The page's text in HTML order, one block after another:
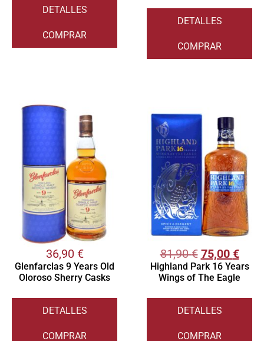
DETALLES
COMPRAR
DETALLES
COMPRAR
36,90 €
Glenfarclas 9 Years Old
Oloroso Sherry Casks
DETALLES
COMPRAR
81,90€ 75,00 €
Highland Park 16 Years
Wings of The Eagle
DETALLES
COMPRAR